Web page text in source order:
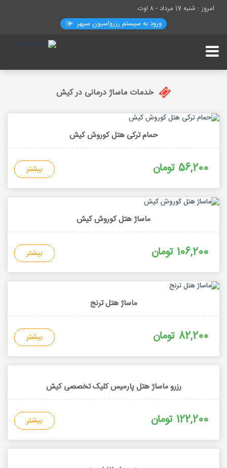
امروز : شنبه 17 مرداد -
۸ اوت
ورود به سیستم رزرواسيون سپهر
خدمات ماساژ درمانی در کیش
حمام ترکی هتل کوروش کیش
56,200 تومان بیشتر
ماساژ هتل کوروش کیش
106,200 تومان بیشتر
ماساژ هتل ترنج
82,200 تومان بیشتر
رزرو ماساژ هتل پارمیس کلیک تخصصی کیش
122,200 تومان بیشتر